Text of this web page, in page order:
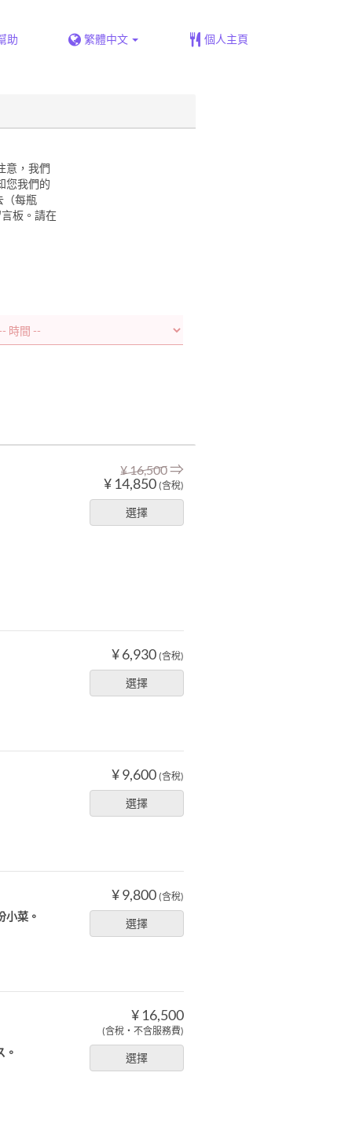
助 繁體中文 個人主頁
意，我們
您我們的
（每瓶
板。請在
¥ 16,500⇒
¥ 14,850 (含稅)
選擇
¥ 6,930 (含稅)
選擇
¥ 9,600 (含稅)
選擇
¥ 9,800 (含稅)
選擇
小菜。
¥ 16,500
(含稅・不含服務費)
選擇
。